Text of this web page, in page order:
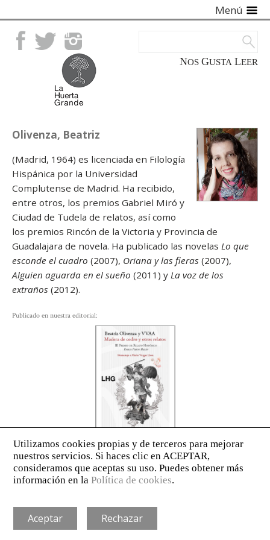
Facebook TwitterInstagram
NOS GUSTA LEER
Menú
Olivenza, Beatriz
(Madrid, 1964) es licenciada en Filología
Hispánica por la Universidad
Complutense de Madrid. Ha recibido,
entre otros, los premios Gabriel Miró y
Ciudad de Tudela de relatos, así como
los premios Rincón de la Victoria y Provincia de
Guadalajara de novela. Ha publicado las novelas Lo que
esconde el cuadro (2007), Oriana y las fieras (2007),
Alguien aguarda en el sueño (2011) y La voz de los
extraños (2012).
Publicado en nuestra editorial:
AVISO LEGAL POLÍTICA DE PRIVACIDAD